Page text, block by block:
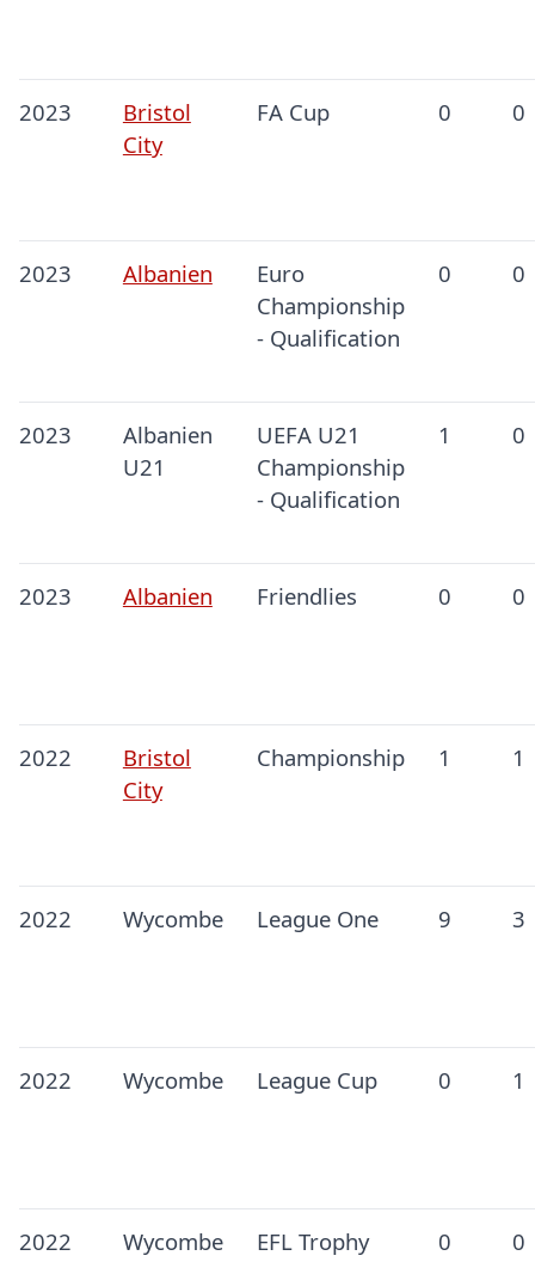
2023
Bristol
City
FA Cup 0 0
2023 Albanien
Euro
Championship
- Qualification
0 0
2023
Albanien
U21
UEFA U21
Championship
- Qualification
1 0
2023 Albanien Friendlies 0 0
2022
Bristol
City
Championship 1 1
2022 Wycombe League One 9 3
2022 Wycombe League Cup 0 1
2022 Wycombe EFL Trophy 0 0